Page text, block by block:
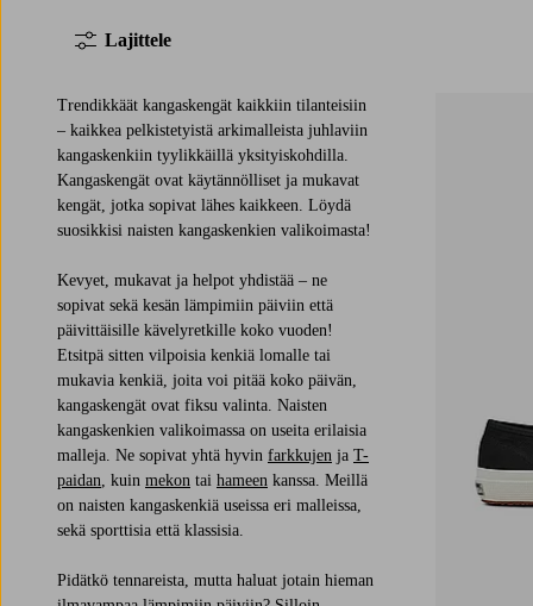
Lajittele
Trendikkäät kangaskengät kaikkiin tilanteisiin
– kaikkea pelkistetyistä arkimalleista juhlaviin
kangaskenkiin tyylikkäillä yksityiskohdilla.
Kangaskengät ovat käytännölliset ja mukavat
kengät, jotka sopivat lähes kaikkeen. Löydä
suosikkisi naisten kangaskenkien valikoimasta!
Kevyet, mukavat ja helpot yhdistää – ne
sopivat sekä kesän lämpimiin päiviin että
päivittäisille kävelyretkille koko vuoden!
Etsitpä sitten vilpoisia kenkiä lomalle tai
mukavia kenkiä, joita voi pitää koko päivän,
kangaskengät ovat fiksu valinta. Naisten
kangaskenkien valikoimassa on useita erilaisia
malleja. Ne sopivat yhtä hyvin farkkujen ja T-
paidan, kuin mekon tai hameen kanssa. Meillä
on naisten kangaskenkiä useissa eri malleissa,
sekä sporttisia että klassisia.
Pidätkö tennareista, mutta haluat jotain hieman